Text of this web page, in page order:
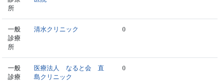
所
一般
診療
所
清水クリニック 0
一般
診療
医療法人 なると会 直
島クリニック
0